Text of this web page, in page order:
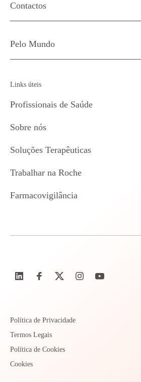
Contactos
Pelo Mundo
Links úteis
Profissionais de Saúde
Sobre nós
Soluções Terapêuticas
Trabalhar na Roche
Farmacovigilância
Política de Privacidade
Termos Legais
Política de Cookies
Cookies